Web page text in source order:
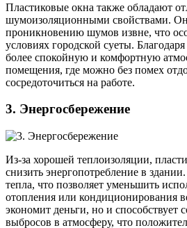
Пластиковые окна также обладают
шумоизоляционными свойствами.
проникновению шумов извне, что
условиях городской суеты.
более спокойную и комфортную
помещения, где можно без помех
сосредоточиться на работе.
3. Энергосбережение
Из-за хорошей теплоизоляции,
снизить энергопотребление в
тепла, что позволяет уменьшить
отопления или кондиционирования
экономит деньги, но и
выбросов в атмосферу, что